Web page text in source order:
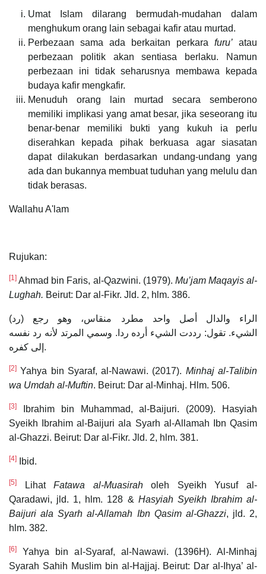
Umat Islam dilarang bermudah-mudahan dalam
menghukum orang lain sebagai kafir atau murtad.
Perbezaan sama ada berkaitan perkara furu’ atau
perbezaan politik akan sentiasa berlaku. Namun
perbezaan ini tidak seharusnya membawa kepada
budaya kafir mengkafir.
Menuduh orang lain murtad secara semberono
memiliki implikasi yang amat besar, jika seseorang itu
benar-benar memiliki bukti yang kukuh ia perlu
diserahkan kepada pihak berkuasa agar siasatan
dapat dilakukan berdasarkan undang-undang yang
ada dan bukannya membuat tuduhan yang melulu dan
tidak berasas.
Wallahu A'lam
Rujukan:
[1] Ahmad bin Faris, al-Qazwini. (1979). Mu’jam Maqayis al-
Lughah. Beirut: Dar al-Fikr. Jld. 2, hlm. 386.
(رد) الراء والدال أصل واحد مطرد منقاس، وهو رجع
الشيء. تقول: رددت الشيء أرده ردا. وسمي المرتد لأنه رد نفسه
إلى كفره.
[2] Yahya bin Syaraf, al-Nawawi. (2017). Minhaj al-Talibin
wa Umdah al-Muftin. Beirut: Dar al-Minhaj. Hlm. 506.
[3]
Ibrahim bin Muhammad, al-Baijuri. (2009). Hasyiah
Syeikh Ibrahim al-Baijuri ala Syarh al-Allamah Ibn Qasim
al-Ghazzi. Beirut: Dar al-Fikr. Jld. 2, hlm. 381.
[4] Ibid.
[5] LihatFatawa al-Muasiraholeh Syeikh Yusuf al-
Qaradawi, jld. 1, hlm. 128 & Hasyiah Syeikh Ibrahim al-
Baijuri ala Syarh al-Allamah Ibn Qasim al-Ghazzi, jld. 2,
hlm. 382.
[6]
Yahya bin al-Syaraf, al-Nawawi. (1396H). Al-Minhaj
Syarah Sahih Muslim bin al-Hajjaj. Beirut: Dar al-Ihya’ al-